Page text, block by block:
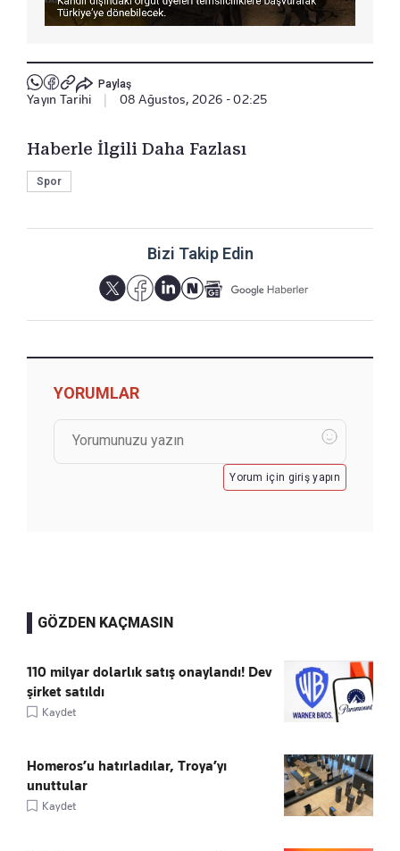
Paylaş
Yayın Tarihi 08 Ağustos, 2026 - 02:25
Haberle İlgili Daha Fazlası
Spor
Bizi Takip Edin
YORUMLAR
Yorum için giriş yapın
GÖZDEN KAÇMASIN
110 milyar dolarlık satış onaylandı! Dev
şirket satıldı
Kaydet
Homeros’u hatırladılar, Troya’yı
unuttular
Kaydet